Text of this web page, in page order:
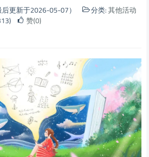
后更新于2026-05-07） 分类:其他活动
赞(0)